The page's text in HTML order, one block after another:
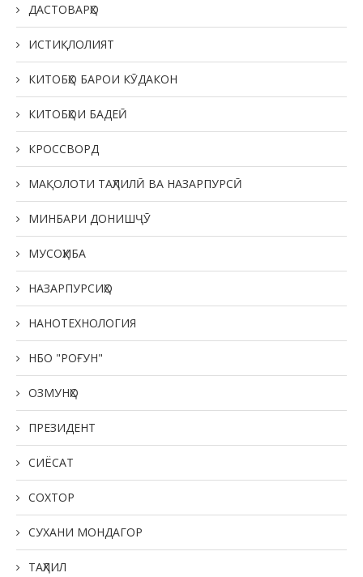
ДАСТОВАРҲО
ИСТИҚЛОЛИЯТ
КИТОБҲО БАРОИ КӮДАКОН
КИТОБҲОИ БАДЕӢ
КРОССВОРД
МАҚОЛОТИ ТАҲЛИЛӢ ВА НАЗАРПУРСӢ
МИНБАРИ ДОНИШҶӮ
МУСОҲИБА
НАЗАРПУРСИҲО
НАНОТЕХНОЛОГИЯ
НБО "РОҒУН"
ОЗМУНҲО
ПРЕЗИДЕНТ
СИЁСАТ
СОХТОР
СУХАНИ МОНДАГОР
ТАҲЛИЛ